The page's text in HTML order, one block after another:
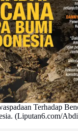
Terhadap
(Liputan6.com/